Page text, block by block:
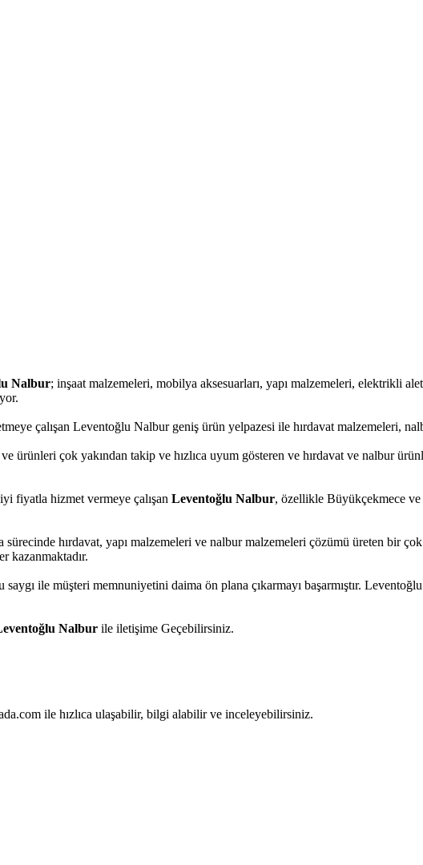
Nalbur; inşaat malzemeleri, mobilya aksesuarları, yapı malzemeleri, elektrikli
çalışan Leventoğlu Nalbur geniş ürün yelpazesi ile hırdavat malzemeleri,
ürünleri çok yakından takip ve hızlıca uyum gösteren ve hırdavat ve nalbur
fiyatla hizmet vermeye çalışan Leventoğlu Nalbur, özellikle Büyükçekmece ve
hırdavat, yapı malzemeleri ve nalbur malzemeleri çözümü üreten bir
kazanmaktadır.
ile müşteri memnuniyetini daima ön plana çıkarmayı başarmıştır.
Nalbur ile iletişime Geçebilirsiniz.
ile hızlıca ulaşabilir, bilgi alabilir ve inceleyebilirsiniz.